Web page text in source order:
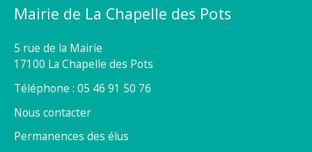
Mairie de La Chapelle des Pots
5 rue de la Mairie
17100 La Chapelle des Pots
Téléphone : 05 46 91 50 76
Nous contacter
Permanences des élus